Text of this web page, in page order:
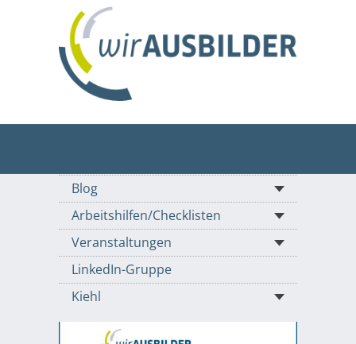
Blog
Arbeitshilfen/Checklisten
Veranstaltungen
LinkedIn-Gruppe
Kiehl